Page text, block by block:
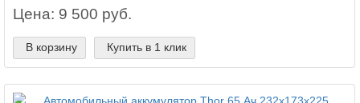
Цена: 9 500 руб.
В корзину Купить в 1 клик